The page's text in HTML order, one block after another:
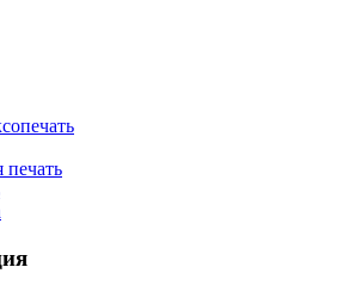
печать